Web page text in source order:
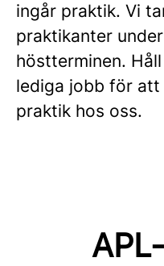
ingår praktik. Vi
praktikanter
höstterminen.
lediga jobb för att
praktik hos oss.